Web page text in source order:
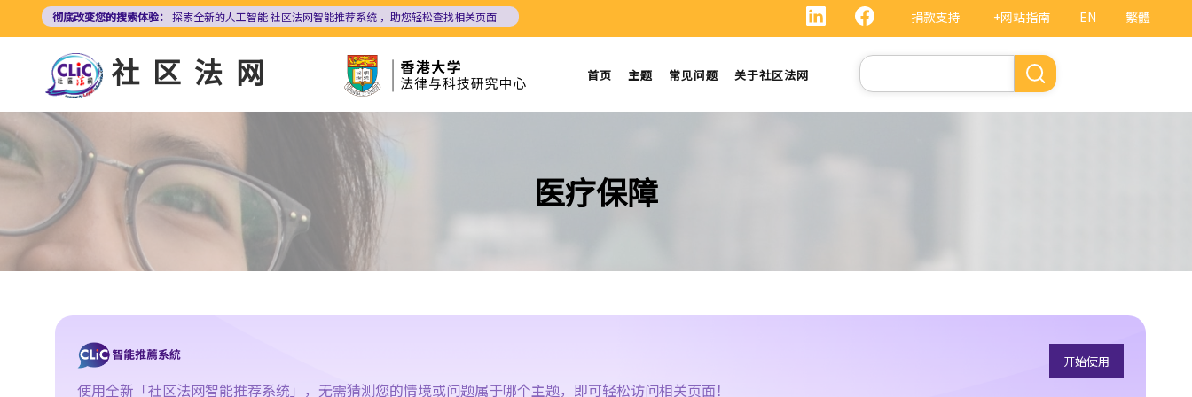
内
容
EN 繁體
捐款支持 +网站指南
彻底改变您的搜索体验： 探索全新的人工智能社区法网智能推荐系统 ，助您轻松查找相关页面
社区法网 首页 主题 常见问题 关于社区法网
搜
索
医疗保障
使用全新「社区法网智能推荐系统」，无需猜测您的情境或问题属于哪个主题，即可轻松访问相关页面！
开始使用